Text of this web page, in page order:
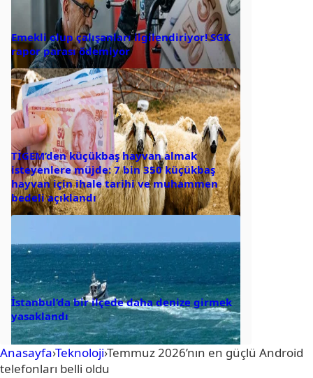
Emekli olup çalışanları ilgilendiriyor! SGK
rapor parası ödemiyor
TİGEM’den küçükbaş hayvan almak
isteyenlere müjde: 7 bin 350 küçükbaş
hayvan için ihale tarihi ve muhammen
bedeli açıklandı
İstanbul’da bir ilçede daha denize girmek
yasaklandı
Anasayfa›Teknoloji›Temmuz 2026’nın en güçlü Android
telefonları belli oldu